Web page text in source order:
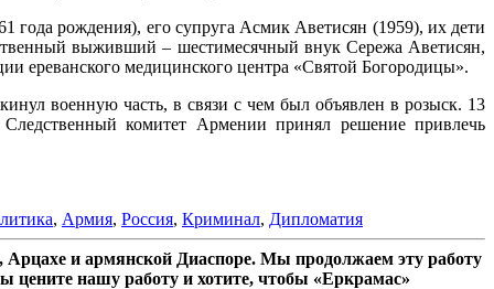
рождения), его супруга Асмик Аветисян (1959), их дети
выживший – шестимесячный внук Сережа Аветисян,
ереванского медицинского центра «Святой Богородицы».
военную часть, в связи с чем был объявлен в розыск. 13
комитет Армении принял решение привлечь
, Армия, Россия, Криминал, Дипломатия
и армянской Диаспоре. Мы продолжаем эту работу
цените нашу работу и хотите, чтобы «Еркрамас»